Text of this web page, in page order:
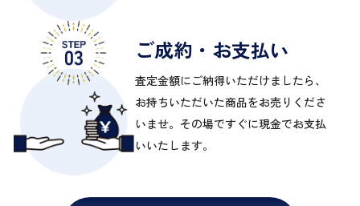
ご成約・お支払い
査定金額にご納得いただけましたら、
お持ちいただいた商品をお売りくださ
いませ。その場ですぐに現金でお支払
いいたします。